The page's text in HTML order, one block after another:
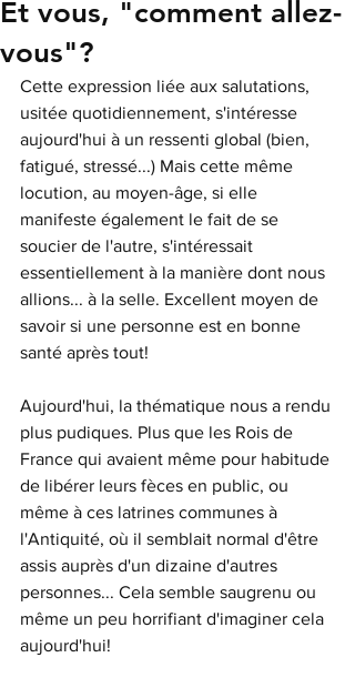
Et vous, "comment allez-
vous"?
Cette expression liée aux salutations,
usitée quotidiennement, s'intéresse
aujourd'hui à un ressenti global (bien,
fatigué, stressé...) Mais cette même
locution, au moyen-âge, si elle
manifeste également le fait de se
soucier de l'autre, s'intéressait
essentiellement à la manière dont nous
allions... à la selle. Excellent moyen de
savoir si une personne est en bonne
santé après tout!
Aujourd'hui, la thématique nous a rendu
plus pudiques. Plus que les Rois de
France qui avaient même pour habitude
de libérer leurs fèces en public, ou
même à ces latrines communes à
l'Antiquité, où il semblait normal d'être
assis auprès d'un dizaine d'autres
personnes... Cela semble saugrenu ou
même un peu horrifiant d'imaginer cela
aujourd'hui!